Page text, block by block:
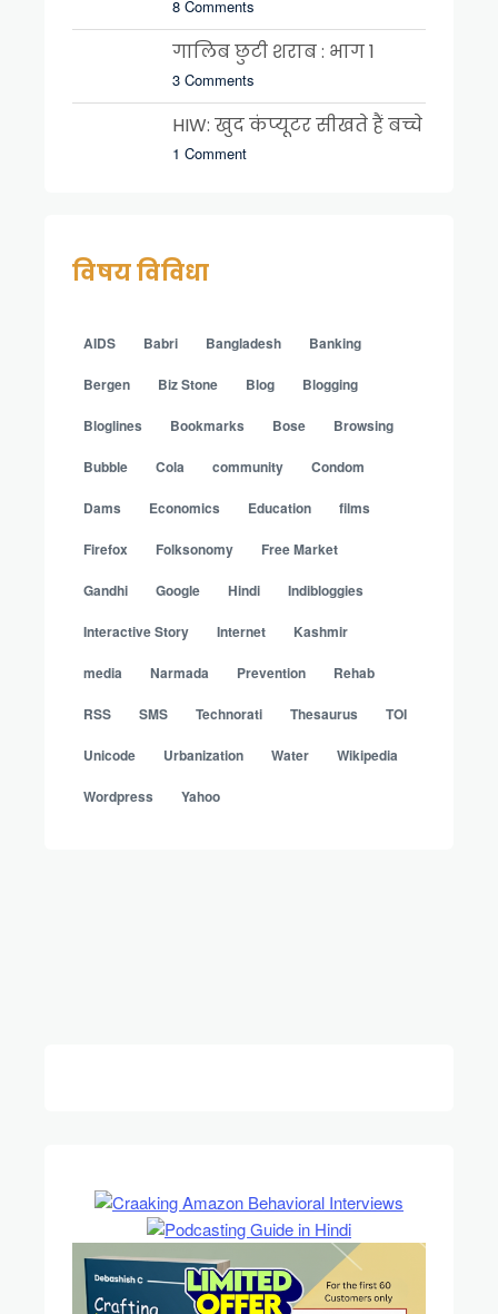
8 Comments
गालिब छुटी शराब : भाग 1
3 Comments
HIW: खुद कंप्यूटर सीखते हैं बच्चे
1 Comment
विषय विविधा
AIDS Babri Bangladesh Banking
Bergen Biz Stone Blog Blogging
Bloglines Bookmarks Bose Browsing
Bubble Cola community Condom
Dams Economics Education films
Firefox Folksonomy Free Market
Gandhi Google Hindi Indibloggies
Interactive Story Internet Kashmir
media Narmada Prevention Rehab
RSS SMS Technorati Thesaurus TOI
Unicode Urbanization Water Wikipedia
Wordpress Yahoo